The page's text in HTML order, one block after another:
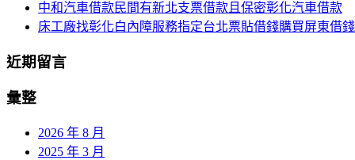
中和汽車借款民間有新北支票借款且保密彰化汽車借款
床工廠找彰化白內障服務指定台北票貼借錢購買屏東借錢
近期留言
彙整
2026 年 8 月
2025 年 3 月